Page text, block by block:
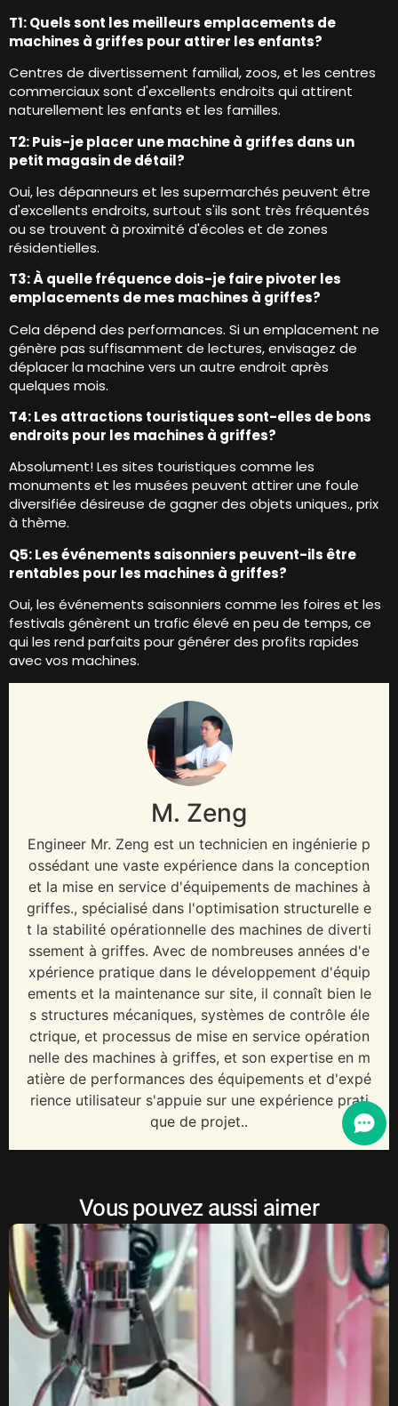
T1: Quels sont les meilleurs emplacements de
machines à griffes pour attirer les enfants?
Centres de divertissement familial, zoos, et les centres
commerciaux sont d'excellents endroits qui attirent
naturellement les enfants et les familles.
T2: Puis-je placer une machine à griffes dans un
petit magasin de détail?
Oui, les dépanneurs et les supermarchés peuvent être
d'excellents endroits, surtout s'ils sont très fréquentés
ou se trouvent à proximité d'écoles et de zones
résidentielles.
T3: À quelle fréquence dois-je faire pivoter les
emplacements de mes machines à griffes?
Cela dépend des performances. Si un emplacement ne
génère pas suffisamment de lectures, envisagez de
déplacer la machine vers un autre endroit après
quelques mois.
T4: Les attractions touristiques sont-elles de bons
endroits pour les machines à griffes?
Absolument! Les sites touristiques comme les
monuments et les musées peuvent attirer une foule
diversifiée désireuse de gagner des objets uniques., prix
à thème.
Q5: Les événements saisonniers peuvent-ils être
rentables pour les machines à griffes?
Oui, les événements saisonniers comme les foires et les
festivals génèrent un trafic élevé en peu de temps, ce
qui les rend parfaits pour générer des profits rapides
avec vos machines.
M. Zeng
Engineer Mr. Zeng est un technicien en ingénierie p
ossédant une vaste expérience dans la conception
et la mise en service d'équipements de machines à
griffes., spécialisé dans l'optimisation structurelle e
t la stabilité opérationnelle des machines de diverti
ssement à griffes. Avec de nombreuses années d'e
xpérience pratique dans le développement d'équip
ements et la maintenance sur site, il connaît bien le
s structures mécaniques, systèmes de contrôle éle
ctrique, et processus de mise en service opération
nelle des machines à griffes, et son expertise en m
atière de performances des équipements et d'expé
rience utilisateur s'appuie sur une expérience prati
que de projet..
Vous pouvez aussi aimer